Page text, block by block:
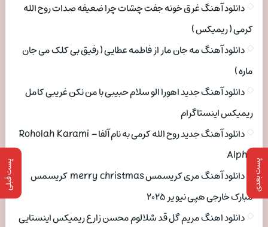
پست بعدی پست قبلی
دانلود آهنگ غرق خونه جفت چشات چرا ضعیفه صدات روح الله
کرمی ( ریمیکس )
دانلود آهنگ مه جان مار از فاطمه عطایی ( رفیق بی کلک می جان
ماره )
دانلود آهنگ جدید اهورا الو سلام حبیبی با من نکن غریبی کامل
ریمیکس اینستاگرام
دانلود آهنگ جدید روح الله کرمی به نام آلفا Roholah Karami –
Alpha
دانلود آهنگ مری کریسمس merry christmas کریسمس
مبارک خارجی هپی نیو یر ۲۰۲۵
دانلود اهنگ مریم گل قد شلالوم محسن زارع ریمیکس اینستایی